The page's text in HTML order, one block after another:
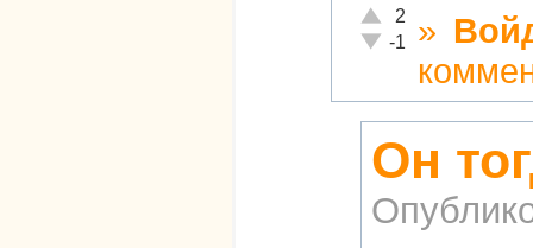
Отлично!
2
Неадекватно!
-1 »
Он